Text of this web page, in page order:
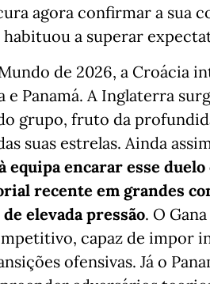
agora confirmar a sua
a superar
de 2026, a Croácia
e Panamá. A Inglaterra
grupo, fruto da
suas estrelas. Ainda
equipa encarar esse
recente em grandes
elevada pressão. O
capaz de impor
ofensivas. Já o